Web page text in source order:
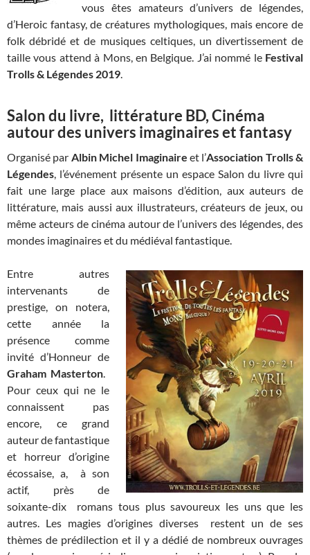
vous êtes amateurs d’univers de légendes,
d’Heroic fantasy, de créatures mythologiques, mais encore de
folk débridé et de musiques celtiques, un divertissement de
taille vous attend à Mons, en Belgique. J’ai nommé le Festival
Trolls & Légendes 2019.
Salon du livre, littérature BD, Cinéma
autour des univers imaginaires et fantasy
Organisé par Albin Michel Imaginaire et l’Association Trolls &
Légendes, l’événement présente un espace Salon du livre qui
fait une large place aux maisons d’édition, aux auteurs de
littérature, mais aussi aux illustrateurs, créateurs de jeux, ou
même acteurs de cinéma autour de l’univers des légendes, des
mondes imaginaires et du médiéval fantastique.
Entre autres
intervenants de
prestige, on notera,
cette année la
présence comme
invité d’Honneur de
Graham Masterton.
Pour ceux qui ne le
connaissent pas
encore, ce grand
auteur de fantastique
et horreur d’origine
écossaise, a, à son
actif, près de
soixante-dix romans tous plus savoureux les uns que les
autres. Les magies d’origines diverses restent un de ses
thèmes de prédilection et il y a dédié de nombreux ouvrages